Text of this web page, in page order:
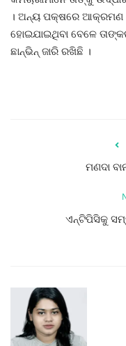
ଜିଲ୍ଲା
ଆପଣଙ୍କ କଲମରୁ
। ଅନ୍ୟ ପକ୍ଷରେ ଆକ୍ରମଣ
ହୋଇଯାଇଥିବା ବେଳେ
ଛାନ୍ଭିନ୍ ଜାରି ରଖିଛି ।
ମଣଦା
ଏନ୍ଟିପିସିକୁ